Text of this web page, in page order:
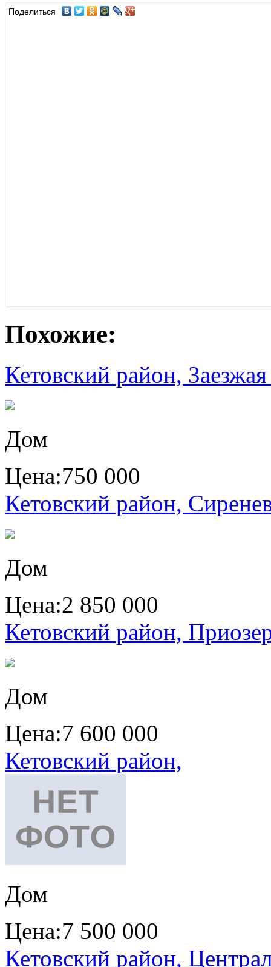
Поделиться
Похожие:
Кетовский район,
Дом
Цена:750 000
Кетовский район,
Дом
Цена:2 850 000
Кетовский район,
Дом
Цена:7 600 000
Кетовский район,
Дом
Цена:7 500 000
Кетовский район,